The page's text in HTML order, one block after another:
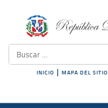
INICIO MAPA DEL SITIO